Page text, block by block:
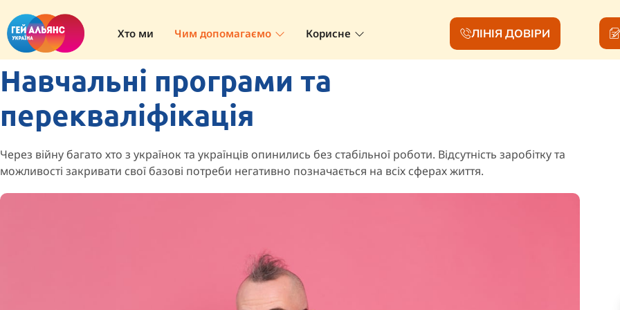
Хто ми Чим допомагаємо Корисне ЛІНІЯ ДОВІРИ
Навчальні програми та
перекваліфікація
Через війну багато хто з українок та українців опинились без стабільної роботи. Відсутність заробітку та
можливості закривати свої базові потреби негативно позначається на всіх сферах життя.